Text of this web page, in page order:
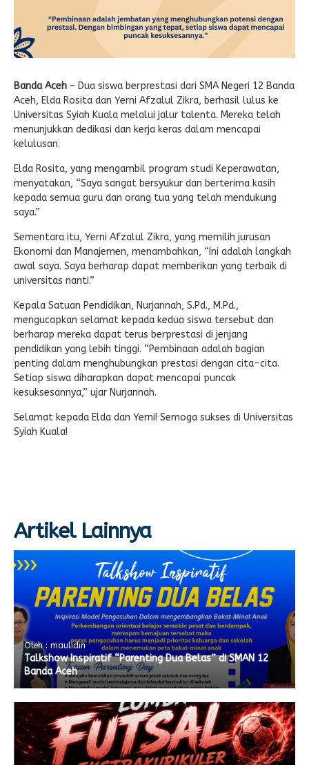
Banda Aceh – Dua siswa berprestasi dari SMA Negeri 12 Banda
Aceh, Elda Rosita dan Yerni Afzalul Zikra, berhasil lulus ke
Universitas Syiah Kuala melalui jalur talenta. Mereka telah
menunjukkan dedikasi dan kerja keras dalam mencapai
kelulusan.
Elda Rosita, yang mengambil program studi Keperawatan,
menyatakan, “Saya sangat bersyukur dan berterima kasih
kepada semua guru dan orang tua yang telah mendukung
saya.”
Sementara itu, Yerni Afzalul Zikra, yang memilih jurusan
Ekonomi dan Manajemen, menambahkan, “Ini adalah langkah
awal saya. Saya berharap dapat memberikan yang terbaik di
universitas nanti.”
Kepala Satuan Pendidikan, Nurjannah, S.Pd., M.Pd.,
mengucapkan selamat kepada kedua siswa tersebut dan
berharap mereka dapat terus berprestasi di jenjang
pendidikan yang lebih tinggi. “Pembinaan adalah bagian
penting dalam menghubungkan prestasi dengan cita-cita.
Setiap siswa diharapkan dapat mencapai puncak
kesuksesannya,” ujar Nurjannah.
Selamat kepada Elda dan Yerni! Semoga sukses di Universitas
Syiah Kuala!
Artikel Lainnya
Oleh : maulidin
Talkshow Inspiratif “Parenting Dua Belas” di SMAN 12
Banda Aceh